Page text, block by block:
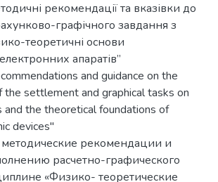
рекомендації та вказівки до
графічного завдання з
теоретичні основи
апаратів”
and guidance on the
settlement and graphical tasks on
and the theoretical foundations of
devices"
рекомендации и
расчетно-графического
«Физико- теоретические